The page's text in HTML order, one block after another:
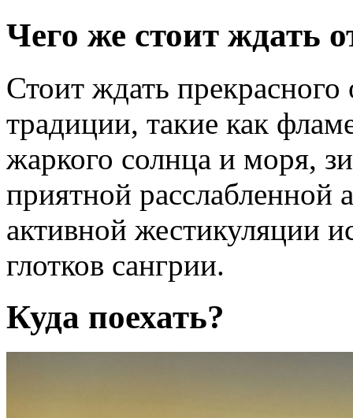
Чего же стоит ждать
Стоит ждать
традиции, такие как
жаркого солнца и моря,
приятной
активной жестикуляции
глотков сангрии.
Куда поехать?